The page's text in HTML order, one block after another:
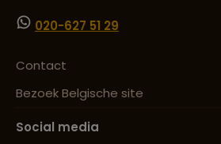
020-627 51 29
Contact
Bezoek Belgische site
Social media